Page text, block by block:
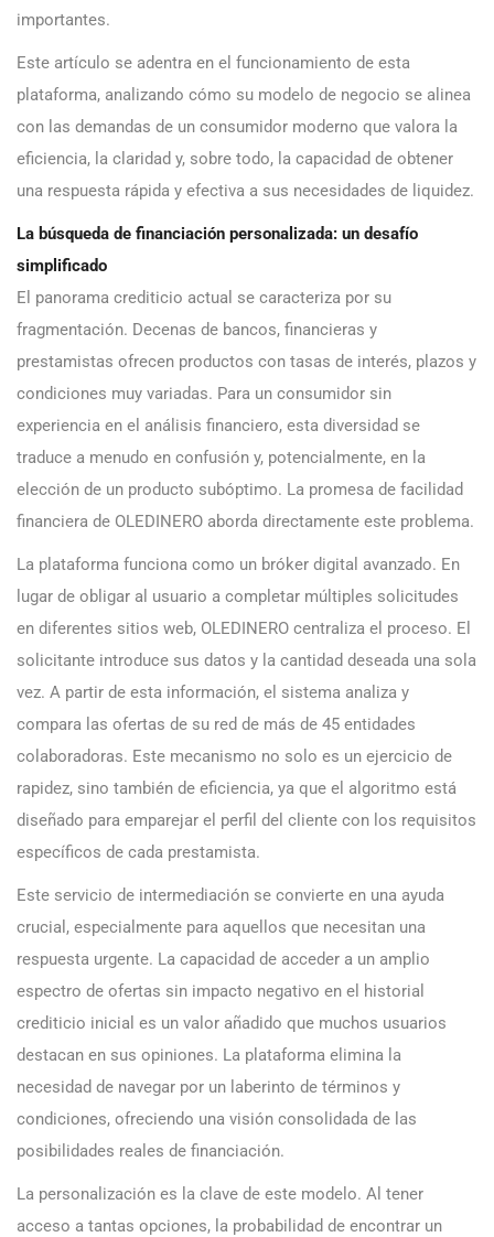
importantes.
Este artículo se adentra en el funcionamiento de esta
plataforma, analizando cómo su modelo de negocio se alinea
con las demandas de un consumidor moderno que valora la
eficiencia, la claridad y, sobre todo, la capacidad de obtener
una respuesta rápida y efectiva a sus necesidades de liquidez.
La búsqueda de financiación personalizada: un desafío
simplificado
El panorama crediticio actual se caracteriza por su
fragmentación. Decenas de bancos, financieras y
prestamistas ofrecen productos con tasas de interés, plazos y
condiciones muy variadas. Para un consumidor sin
experiencia en el análisis financiero, esta diversidad se
traduce a menudo en confusión y, potencialmente, en la
elección de un producto subóptimo. La promesa de facilidad
financiera de OLEDINERO aborda directamente este problema.
La plataforma funciona como un bróker digital avanzado. En
lugar de obligar al usuario a completar múltiples solicitudes
en diferentes sitios web, OLEDINERO centraliza el proceso. El
solicitante introduce sus datos y la cantidad deseada una sola
vez. A partir de esta información, el sistema analiza y
compara las ofertas de su red de más de 45 entidades
colaboradoras. Este mecanismo no solo es un ejercicio de
rapidez, sino también de eficiencia, ya que el algoritmo está
diseñado para emparejar el perfil del cliente con los requisitos
específicos de cada prestamista.
Este servicio de intermediación se convierte en una ayuda
crucial, especialmente para aquellos que necesitan una
respuesta urgente. La capacidad de acceder a un amplio
espectro de ofertas sin impacto negativo en el historial
crediticio inicial es un valor añadido que muchos usuarios
destacan en sus opiniones. La plataforma elimina la
necesidad de navegar por un laberinto de términos y
condiciones, ofreciendo una visión consolidada de las
posibilidades reales de financiación.
La personalización es la clave de este modelo. Al tener
acceso a tantas opciones, la probabilidad de encontrar un